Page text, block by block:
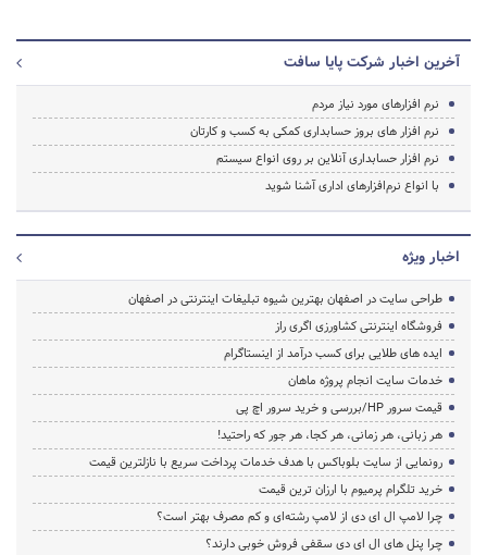
آخرین اخبار شرکت پایا سافت
نرم افزارهای مورد نیاز مردم
نرم افزار های بروز حسابداری کمکی به کسب و کارتان
نرم افزار حسابداری آنلاین بر روی انواع سیستم
با انواع نرم‌افزارهای اداری آشنا شوید
اخبار ویژه
طراحی سایت در اصفهان بهترین شیوه تبلیغات اینترنتی در اصفهان
فروشگاه اینترنتی کشاورزی اگری راز
ایده های طلایی برای کسب درآمد از اینستاگرام
خدمات سایت انجام پروژه ماهان
قیمت سرور HP/بررسی و خرید سرور اچ پی
هر زبانی، هر زمانی، هر کجا، هر جور که راحتید!
رونمایی از سایت بلوباکس با هدف خدمات پرداخت سریع با نازلترین قیمت
خرید تلگرام پرمیوم با ارزان ترین قیمت
چرا لامپ ال ای دی از لامپ رشته‌ای و کم مصرف بهتر است؟
چرا پنل های ال ای دی سقفی فروش خوبی دارند؟